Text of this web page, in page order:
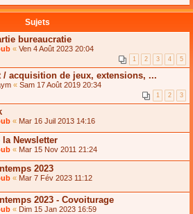
Sujets
bureaucratie
« Ven 4 Août 2023 20:04
1 2 3 4 5
/ acquisition de jeux, extensions, ...
« Sam 17 Août 2019 20:34
1 2 3
« Mar 16 Juil 2013 14:16
Newsletter
« Mar 15 Nov 2011 21:24
2023
« Mar 7 Fév 2023 11:12
2023 - Covoiturage
« Dim 15 Jan 2023 16:59